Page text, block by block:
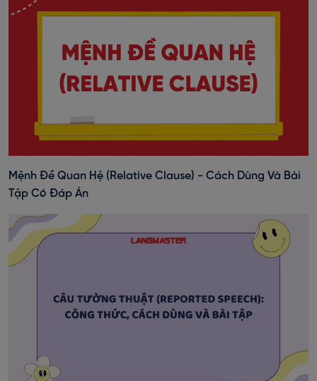
Mệnh Đề Quan Hệ (Relative Clause) - Cách Dùng Và Bài
Tập Có Đáp Án